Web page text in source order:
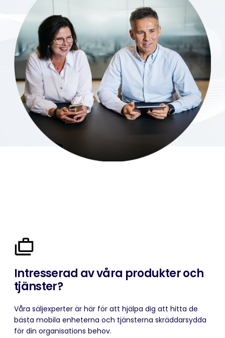
Intresserad av våra produkter och
tjänster?
Våra säljexperter är här för att hjälpa dig att hitta de
bästa mobila enheterna och tjänsterna skräddarsydda
för din organisations behov.